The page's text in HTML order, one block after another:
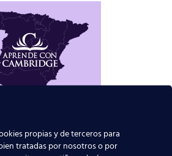
propias y de terceros para
tratadas por nosotros o por